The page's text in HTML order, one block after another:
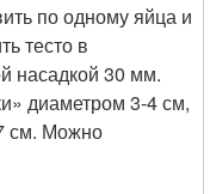
по одному яйца и
тесто в
насадкой 30 мм.
диаметром 3-4 см,
см. Можно